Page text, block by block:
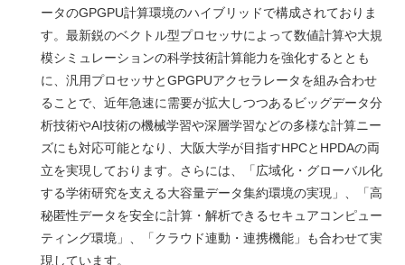
ータのGPGPU計算環境のハイブリッドで構成されておりま
す。最新鋭のベクトル型プロセッサによって数値計算や大規
模シミュレーションの科学技術計算能力を強化するととも
に、汎用プロセッサとGPGPUアクセラレータを組み合わせ
ることで、近年急速に需要が拡大しつつあるビッグデータ分
析技術やAI技術の機械学習や深層学習などの多様な計算ニー
ズにも対応可能となり、大阪大学が目指すHPCとHPDAの両
立を実現しております。さらには、「広域化・グローバル化
する学術研究を支える大容量データ集約環境の実現」、「高
秘匿性データを安全に計算・解析できるセキュアコンピュー
ティング環境」、「クラウド連動・連携機能」も合わせて実
現しています。